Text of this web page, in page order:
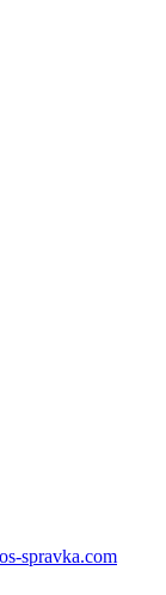
spravka.com